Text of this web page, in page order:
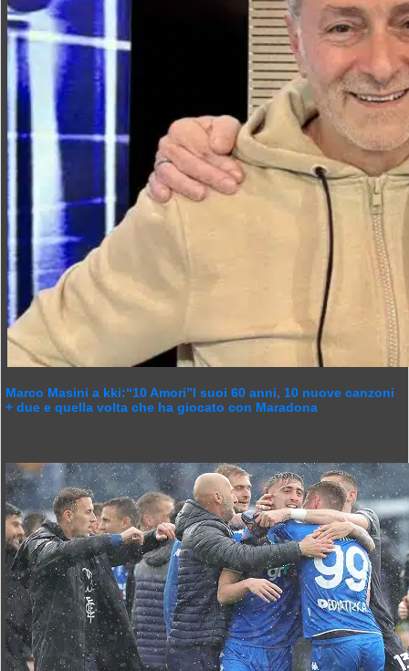
Marco Masini a kki:“10 Amori”I suoi 60 anni, 10 nuove canzoni
+ due e quella volta che ha giocato con Maradona